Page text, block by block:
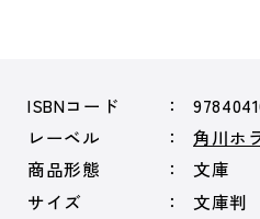
ISBNコード
レーベル
角川ホ
商品形態
文庫
サイズ
文庫判